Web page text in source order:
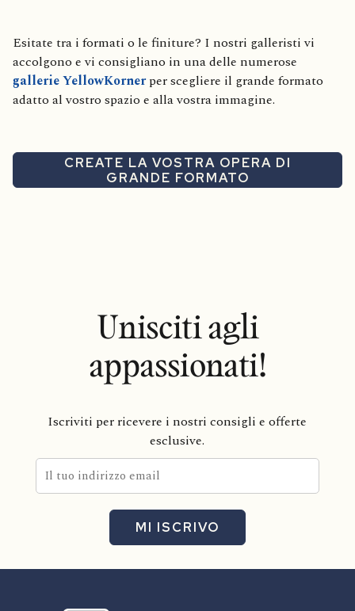
Esitate tra i formati o le finiture? I nostri galleristi vi
accolgono e vi consigliano in una delle numerose
gallerie YellowKornerper scegliere il grande formato
adatto al vostro spazio e alla vostra immagine.
CREATE LA VOSTRA OPERA DI
GRANDE FORMATO
Unisciti agli
appassionati!
Iscriviti per ricevere i nostri consigli e offerte
esclusive.
MI ISCRIVO